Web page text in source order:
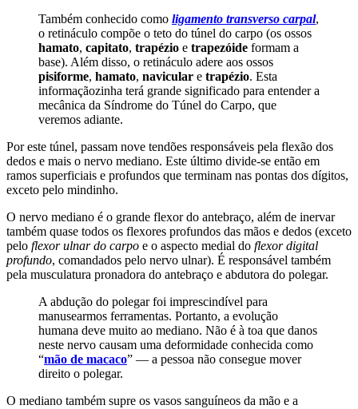
Também conhecido como ligamento transverso carpal,
o retináculo compõe o teto do túnel do carpo (os ossos
hamato, capitato, trapézio e trapezóide formam a
base). Além disso, o retináculo adere aos ossos
pisiforme, hamato, navicular e trapézio. Esta
informaçãozinha terá grande significado para entender a
mecânica da Síndrome do Túnel do Carpo, que
veremos adiante.
Por este túnel, passam nove tendões responsáveis pela flexão dos
dedos e mais o nervo mediano. Este último divide-se então em
ramos superficiais e profundos que terminam nas pontas dos dígitos,
exceto pelo mindinho.
O nervo mediano é o grande flexor do antebraço, além de inervar
também quase todos os flexores profundos das mãos e dedos (exceto
pelo flexor ulnar do carpo e o aspecto medial do flexor digital
profundo, comandados pelo nervo ulnar). É responsável também
pela musculatura pronadora do antebraço e abdutora do polegar.
A abdução do polegar foi imprescindível para
manusearmos ferramentas. Portanto, a evolução
humana deve muito ao mediano. Não é à toa que danos
neste nervo causam uma deformidade conhecida como
“mão de macaco” — a pessoa não consegue mover
direito o polegar.
O mediano também supre os vasos sanguíneos da mão e a